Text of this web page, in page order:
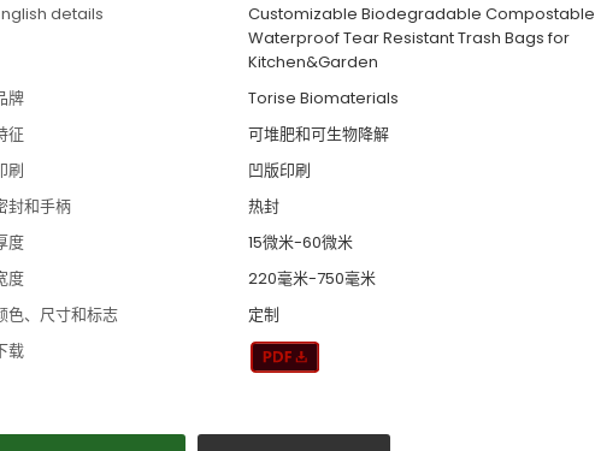
details
Customizable Biodegradable Compostable
Waterproof Tear Resistant Trash Bags for
Kitchen&Garden
牌
Torise Biomaterials
征
可堆肥和可生物降解
刷
凹版印刷
封和手柄
热封
度
15微米-60微米
度
220毫米-750毫米
色、尺寸和标志
定制
载